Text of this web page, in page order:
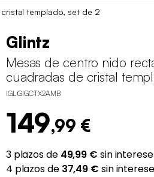
templado, set de 2
Glintz
Mesas de centro nido
cuadradas de cristal
IGLIGIGCTX2AMB
149,99 €